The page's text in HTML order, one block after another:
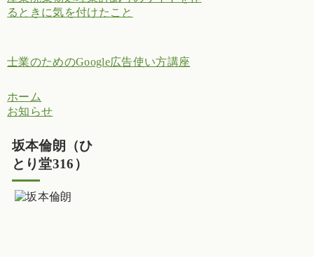
るときに気を付けたこと
士業のためのGoogle広告使い方講座
ホーム
お知らせ
坂本倫朗（ひ
とり堂316）